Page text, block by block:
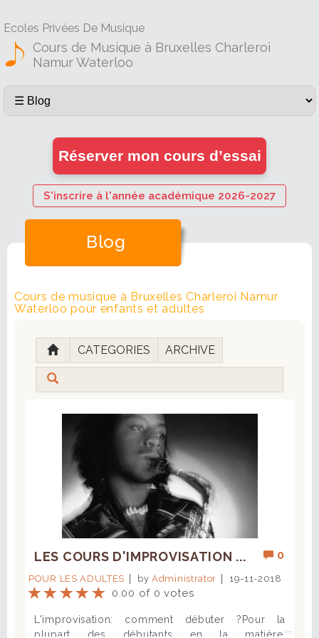
Ecoles Privées De Musique
Cours de Musique à Bruxelles Charleroi
Namur Waterloo
Réserver mon cours d’essai
S'inscrire à l'année académique 2026-2027
Blog
Cours de musique à Bruxelles Charleroi Namur
Waterloo pour enfants et adultes
CATEGORIES ARCHIVE
0
LES COURS D'IMPROVISATION ...
POUR LES ADULTES byAdministrator 19-11-2018
0.00 of 0 votes
L'improvisation: comment débuter ?Pour la
plupart des débutants en la matière,